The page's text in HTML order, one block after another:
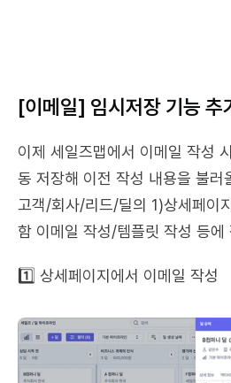
[이메일] 임시저장 기능 추
이제 세일즈맵에서 이메일 작성
동 저장해 이전 작성 내용을 불러
고객/회사/리드/딜의 1)상세페이
함 이메일 작성/템플릿 작성 등에
1️⃣ 상세페이지에서 이메일 작성